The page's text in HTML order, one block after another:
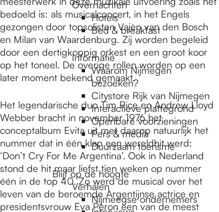
Hotels
Bed & breakfast
Informatie
Waarom Nijmegen
bezoeken?
Citystore Rijk van Nijmegen
Interactieve plattegrond
Openbare voorzieningen
Pers & media
Duurzaam toerisme
Blijf op de hoogte
Verhalen
Nijmeegse ondernemers
Interviews
bedoeld is: als musicalconcert, in het Engels
gezongen door topsolisten Vajèn van den Bosch
en Milan van Waardenburg. Zij worden begeleid
door een dertigkoppig orkest en een groot koor
op het toneel. De overige rollen worden op een
later moment bekend gemaakt.
Het legendarische duo Tim Rice en Andrew Lloyd
Webber bracht in november 1976 het
conceptalbum Evita uit met daarop natuurlijk het
nummer dat in één klap een wereldhit werd:
‘Don’t Cry For Me Argentina’. Ook in Nederland
stond de hit maar liefst tien weken op nummer
één in de top 40. Zo werd de musical over het
leven van de beroemde Argentijnse actrice en
presidentsvrouw Eva Péron een van de meest